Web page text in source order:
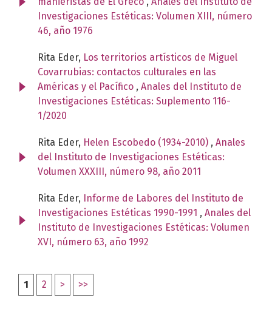
Investigaciones Estéticas: Volumen XIII, número
46, año 1976
Rita Eder, Los territorios artísticos de Miguel
Covarrubias: contactos culturales en las
Américas y el Pacífico , Anales del Instituto de
Investigaciones Estéticas: Suplemento 116-
1/2020
Rita Eder, Helen Escobedo (1934-2010) , Anales
del Instituto de Investigaciones Estéticas:
Volumen XXXIII, número 98, año 2011
Rita Eder, Informe de Labores del Instituto de
Investigaciones Estéticas 1990-1991 , Anales del
Instituto de Investigaciones Estéticas: Volumen
XVI, número 63, año 1992
1 2 > >>